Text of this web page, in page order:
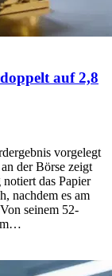
auf 2,8
vorgelegt
der Börse zeigt
das Papier
nachdem es am
seinem 52-